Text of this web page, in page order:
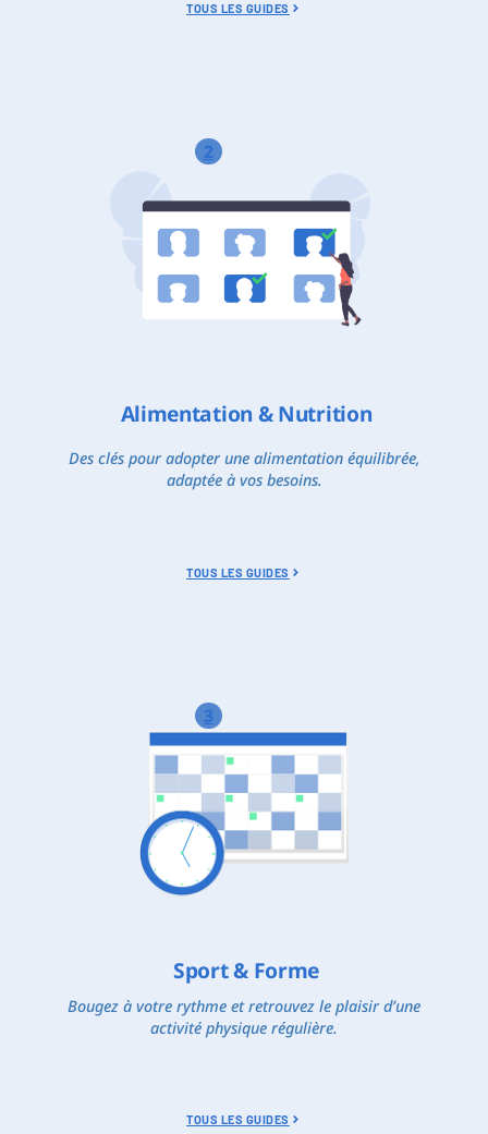
TOUS LES GUIDES
2
Alimentation & Nutrition
Des clés pour adopter une alimentation équilibrée,
adaptée à vos besoins.
TOUS LES GUIDES
3
Sport & Forme
Bougez à votre rythme et retrouvez le plaisir d’une
activité physique régulière.
TOUS LES GUIDES